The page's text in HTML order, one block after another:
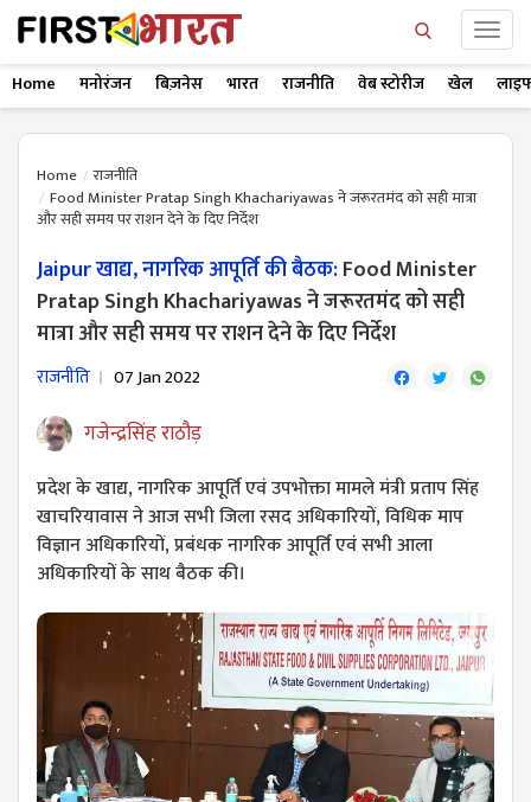
Home मनोरंजन बिज़नेस भारत राजनीति वेब स्टोरीज खेल
Home
राजनीति
Food Minister Pratap Singh Khachariyawas ने जरूरतमंद को सही मात्रा
और सही समय पर राशन देने के दिए निर्देश
Jaipur खाद्य, नागरिक आपूर्ति की बैठक:Food Minister
Pratap Singh Khachariyawas ने जरूरतमंद को सही
मात्रा और सही समय पर राशन देने के दिए निर्देश
राजनीति 07 Jan 2022
गजेन्द्रसिंह राठौड़
प्रदेश के खाद्य, नागरिक आपूर्ति एवं उपभोक्ता मामले मंत्री प्रताप सिंह
खाचरियावास ने आज सभी जिला रसद अधिकारियों, विधिक माप
विज्ञान अधिकारियों, प्रबंधक नागरिक आपूर्ति एवं सभी आला
अधिकारियों के साथ बैठक की।